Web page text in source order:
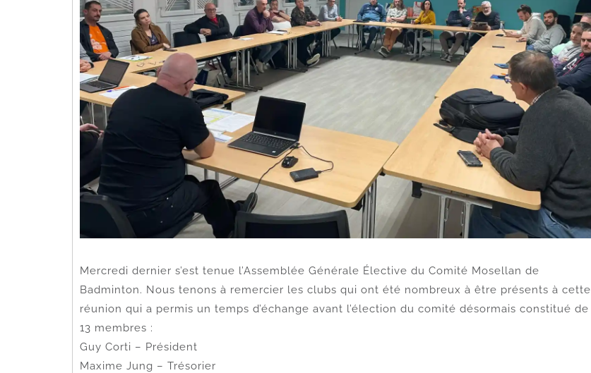
Mercredi dernier s’est tenue l’Assemblée Générale Élective du Comité Mosellan de
Badminton. Nous tenons à remercier les clubs qui ont été nombreux à être présents à cette
réunion qui a permis un temps d’échange avant l’élection du comité désormais constitué de
13 membres :
Guy Corti – Président
Maxime Jung – Trésorier